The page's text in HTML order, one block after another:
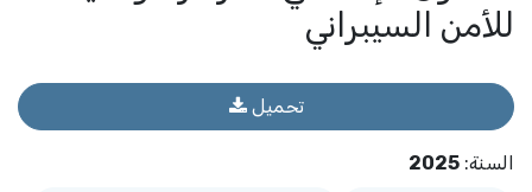
للأمن السيبراني
السنة:
2025
تحميل